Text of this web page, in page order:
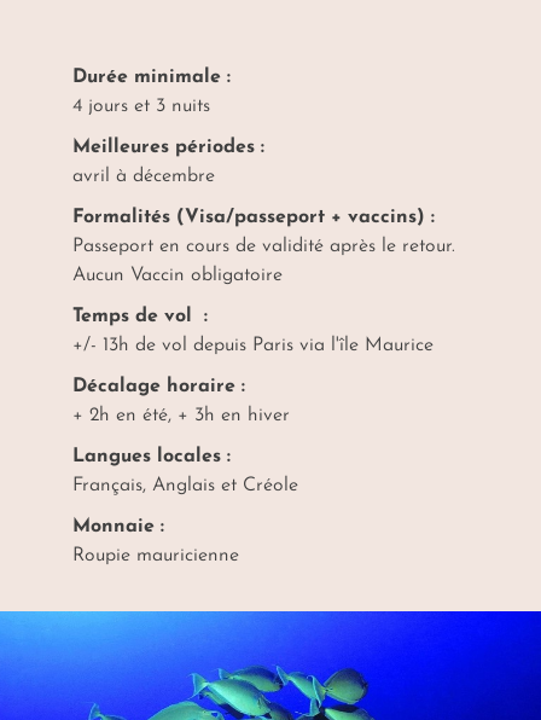
Durée minimale :
4 jours et 3 nuits
Meilleures périodes :
avril à décembre
Formalités (Visa/passeport + vaccins) :
Passeport en cours de validité après le retour.
Aucun Vaccin obligatoire
Temps de vol :
+/- 13h de vol depuis Paris via l'île Maurice
Décalage horaire :
+ 2h en été, + 3h en hiver
Langues locales :
Français, Anglais et Créole
Monnaie :
Roupie mauricienne